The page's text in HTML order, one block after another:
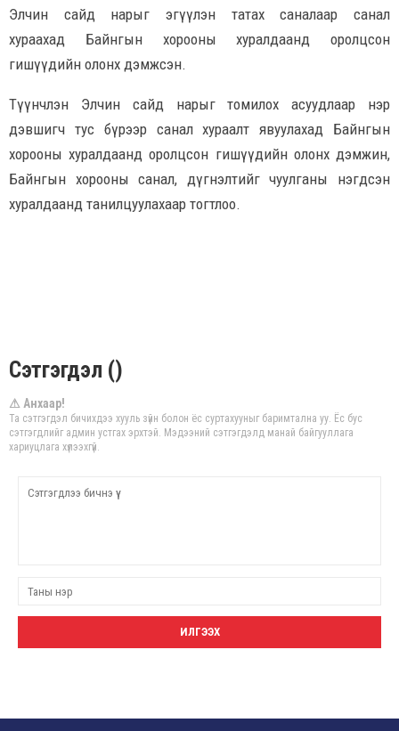
Элчин сайд нарыг эгүүлэн татах саналаар санал
хураахад Байнгын хорооны хуралдаанд оролцсон
гишүүдийн олонх дэмжсэн.
Түүнчлэн Элчин сайд нарыг томилох асуудлаар нэр
дэвшигч тус бүрээр санал хураалт явуулахад Байнгын
хорооны хуралдаанд оролцсон гишүүдийн олонх дэмжин,
Байнгын хорооны санал, дүгнэлтийг чуулганы нэгдсэн
хуралдаанд танилцуулахаар тогтлоо.
Сэтгэгдэл ()
⚠ Анхаар!
Та сэтгэгдэл бичихдээ хууль зүйн болон ёс суртахууныг баримтална уу. Ёс бус
сэтгэгдлийг админ устгах эрхтэй. Мэдээний сэтгэгдэлд манай байгууллага
хариуцлага хүлээхгүй.